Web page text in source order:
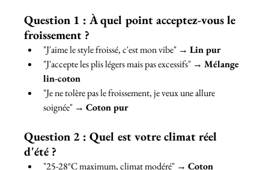
Question 1 : À quel point acceptez-vous le
froissement ?
"J'aime le style froissé, c'est mon vibe" → Lin pur
"J'accepte les plis légers mais pas excessifs" → Mélange
lin-coton
"Je ne tolère pas le froissement, je veux une allure
soignée" → Coton pur
Question 2 : Quel est votre climat réel
d'été ?
"25-28°C maximum, climat modéré" → Coton